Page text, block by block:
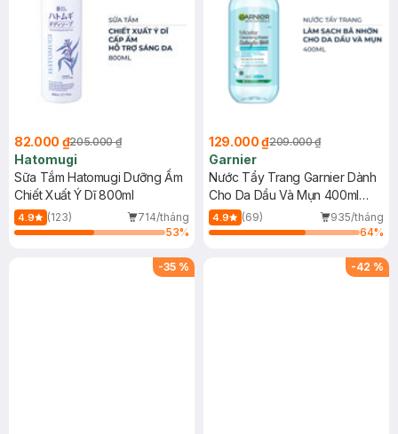
82.000 ₫205.000 ₫
Hatomugi
Sữa Tắm Hatomugi Dưỡng Ẩm
Chiết Xuất Ý Dĩ 800ml
4.9 (123)
714/tháng
53%
129.000 ₫209.000 ₫
Garnier
Nước Tẩy Trang Garnier Dành
Cho Da Dầu Và Mụn 400ml
(Mới)
4.9 (69)
935/tháng
64%
-35 % -42 %